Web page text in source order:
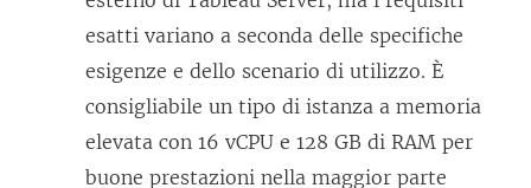
esatti variano a seconda delle specifiche
esigenze e dello scenario di utilizzo. È
consigliabile un tipo di istanza a memoria
elevata con 16 vCPU e 128 GB di RAM per
buone prestazioni nella maggior parte